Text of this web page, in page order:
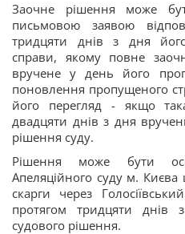
Заочне рішення може
письмовою заявою
тридцяти днів з дня
справи, якому повне
вручене у день його
поновлення пропущеного
його перегляд - якщо
двадцяти днів з дня
рішення суду.
Рішення може бути
Апеляційного суду м. Києва
скарги через
протягом тридцяти днів
судового рішення.